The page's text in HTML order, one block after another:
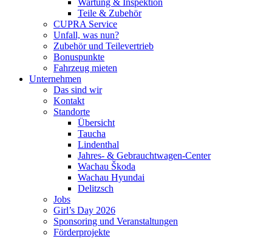
Wartung & Inspektion
Teile & Zubehör
CUPRA Service
Unfall, was nun?
Zubehör und Teilevertrieb
Bonuspunkte
Fahrzeug mieten
Unternehmen
Das sind wir
Kontakt
Standorte
Übersicht
Taucha
Lindenthal
Jahres- & Gebrauchtwagen-Center
Wachau Škoda
Wachau Hyundai
Delitzsch
Jobs
Girl’s Day 2026
Sponsoring und Veranstaltungen
Förderprojekte